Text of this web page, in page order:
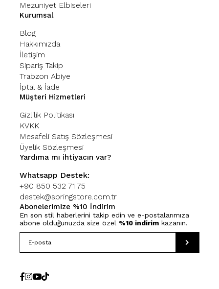
Mezuniyet Elbiseleri
Kurumsal
Blog
Hakkımızda
İletişim
Sipariş Takip
Trabzon Abiye
İptal & İade
Müşteri Hizmetleri
Gizlilik Politikası
KVKK
Mesafeli Satış Sözleşmesi
Üyelik Sözleşmesi
Yardıma mı ihtiyacın var?
Whatsapp Destek:
+90 850 532 71 75
destek@springstore.com.tr
Abonelerimize %10 İndirim
En son stil haberlerini takip edin ve e-postalarımıza
abone olduğunuzda size özel %10 indirim kazanın.